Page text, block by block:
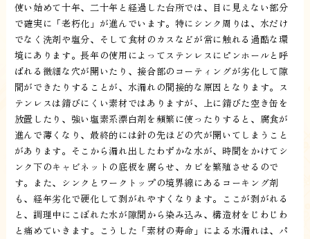
使い始めて十年、二十年と経過した台所では、目に見えない部分
で確実に「老朽化」が進んでいます。特にシンク周りは、水だけ
でなく洗剤や塩分、そして食材のカスなどが常に触れる過酷な環
境にあります。長年の使用によってステンレスにピンホールと呼
ばれる微細な穴が開いたり、接合部のコーティングが劣化して隙
間ができたりすることが、水漏れの間接的な原因となります。ス
テンレスは錆びにくい素材ではありますが、上に錆びた空き缶を
放置したり、強い塩素系漂白剤を頻繁に使ったりすると、腐食が
進んで薄くなり、最終的には針の先ほどの穴が開いてしまうこと
があります。そこから漏れ出したわずかな水が、時間をかけてシ
ンク下のキャビネットの底板を腐らせ、カビを繁殖させるので
す。また、シンクとワークトップの境界線にあるコーキング剤
も、経年劣化で硬化して剥がれやすくなります。ここが剥がれる
と、調理中にこぼれた水が隙間から染み込み、構造材をじわじわ
と痛めていきます。こうした「素材の寿命」による水漏れは、パ